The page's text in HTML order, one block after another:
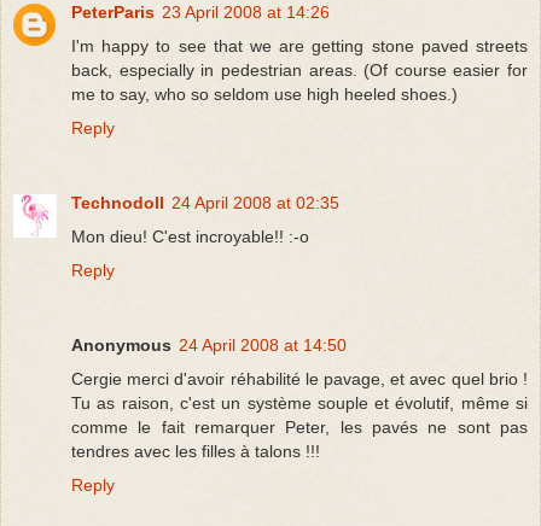
PeterParis 23 April 2008 at 14:26
I'm happy to see that we are getting stone paved streets
back, especially in pedestrian areas. (Of course easier for
me to say, who so seldom use high heeled shoes.)
Reply
Technodoll 24 April 2008 at 02:35
Mon dieu! C'est incroyable!! :-o
Reply
Anonymous 24 April 2008 at 14:50
Cergie merci d'avoir réhabilité le pavage, et avec quel brio !
Tu as raison, c'est un système souple et évolutif, même si
comme le fait remarquer Peter, les pavés ne sont pas
tendres avec les filles à talons !!!
Reply